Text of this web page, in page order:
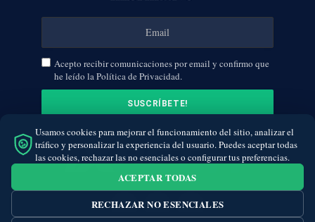
FacebookTwitter Instagram
Acepto recibir comunicaciones por email y confirmo que
he leído la Política de Privacidad.
Usamos cookies para mejorar el funcionamiento del sitio, analizar el
tráfico y personalizar la experiencia del usuario. Puedes aceptar todas
las cookies, rechazar las no esenciales o configurar tus preferencias.
ACEPTAR TODAS
RECHAZAR NO ESENCIALES